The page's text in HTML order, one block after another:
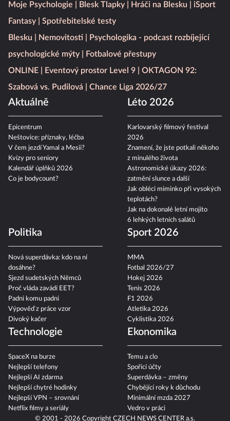
© 2001 - 2026 Copyright CZECH NEWS CENTER a.s.
Moje Psychologie Blesk Tlapky Hráči na Blesku
iSport
Fantasy
Spotřebitelské testy
Blesku
Nemovitosti
Psychologika - podcast rozbíjející
psychologické mýty
Fotbalové přestupy
ONLINE
Eventový prostor Level 9
OKTAGON 92:
Szabová vs. Pudilová
Chance Liga 2026/27
Aktuálně
Epicentrum
Neštovice: příznaky, léčba
V čem jezdí Yamal a Mesii?
Kvízy pro seniory
Kalendář úplňků 2026
Co je bodycount?
Léto 2026
Karlovarský filmový festival
2026
Znamení, že jste potkali někoho
z minulého života
Astronomické úkazy 2026:
zatmění slunce a další
Jak obléci miminko při vysokých
teplotách?
Jak na dokonalé letní mojito
6 lehkých letních salátů
Politika
Nová superdávka: kdo na ní
dosáhne?
Sjezd sudetských Němců
Proč vláda zavádí EET?
Padni komu padni
Výpověď z práce vzor
Divoký kačer
Sport 2026
MMA
Fotbal 2026/27
Hokej 2026
Tenis 2026
F1 2026
Atletika 2026
Cyklistika 2026
Technologie
SpaceX na burze
Nejlepší telefony
Nejlepší AI zdarma
Nejlepší chytré hodinky
Nejlepší VPN – srovnání
Netflix filmy a seriály
Ekonomika
Temu a clo
Spořicí účty
Superdávka – změny
Chybějící roky k důchodu
Minimální mzda 2027
Vedro v práci